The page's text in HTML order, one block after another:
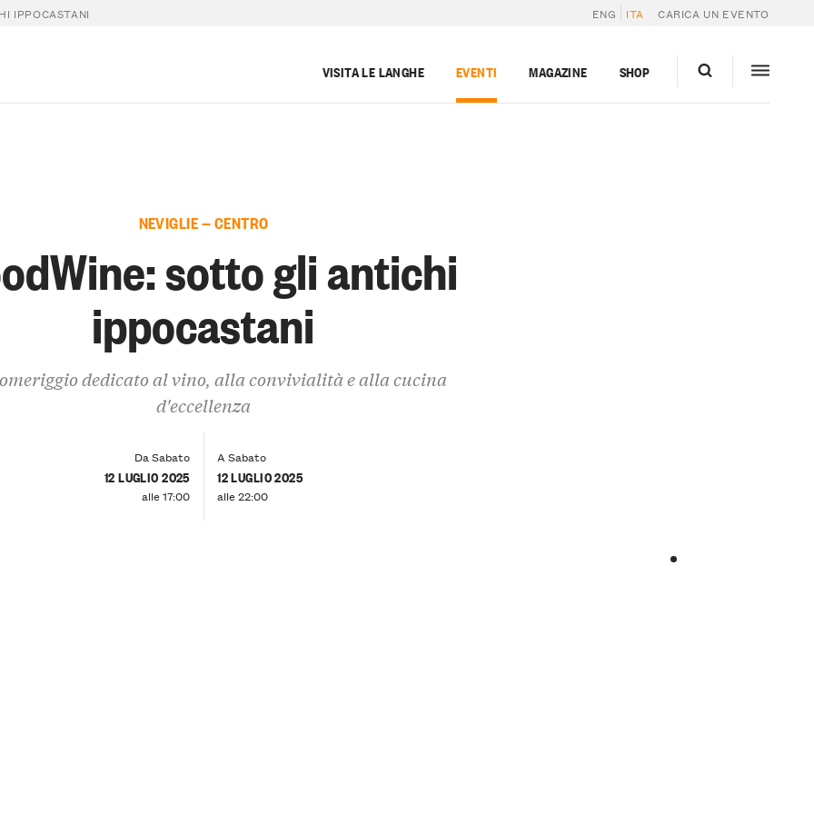
IPPOCASTANI ENG ITA CARICA UN EVENTO
VISITA LE LANGHE EVENTI MAGAZINE SHOP
NEVIGLIE — CENTRO
sotto gli antichi
ippocastani
dedicato al vino, alla convivialità e alla cucina
d'eccellenza
Da Sabato
12 LUGLIO 2025
alle 17:00
A Sabato
12 LUGLIO 2025
alle 22:00